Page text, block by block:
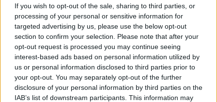
If you wish to opt-out of the sale, sharing to third parties, or
processing of your personal or sensitive information for
targeted advertising by us, please use the below opt-out
section to confirm your selection. Please note that after your
opt-out request is processed you may continue seeing
interest-based ads based on personal information utilized by
us or personal information disclosed to third parties prior to
your opt-out. You may separately opt-out of the further
disclosure of your personal information by third parties on the
IAB’s list of downstream participants. This information may
Laidos | Lietuva tiesiogiai
Visi įrašai
Žiūrimiausi įrašai